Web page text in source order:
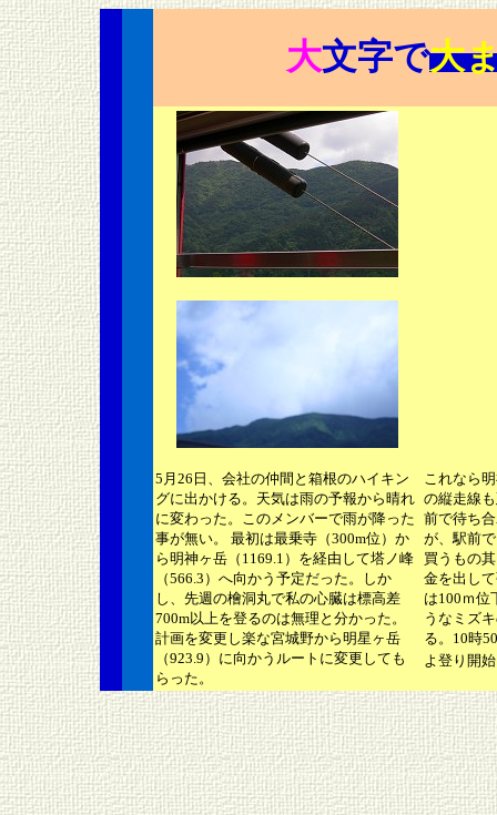
大文字で大
5月26日、会社の仲間と箱根のハイキン
グに出かける。天気は雨の予報から晴れ
に変わった。このメンバーで雨が降った
事が無い。 最初は最乗寺（300m位）か
ら明神ヶ岳（1169.1）を経由して塔ノ峰
（566.3）へ向かう予定だった。しか
し、先週の檜洞丸で私の心臓は標高差
700m以上を登るのは無理と分かった。
計画を変更し楽な宮城野から明星ヶ岳
（923.9）に向かうルートに変更しても
らった。
これなら
の縦走線
前で待ち
が、駅前
買うもの
金を出し
は100ｍ位
うなミズ
る。10時
よ登り開